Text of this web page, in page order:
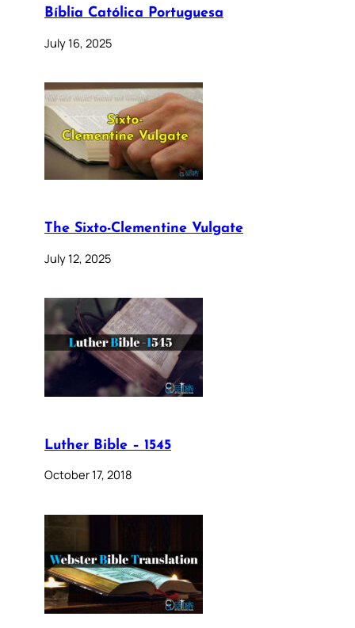
Bíblia Católica Portuguesa
July 16, 2025
The Sixto-Clementine Vulgate
July 12, 2025
Luther Bible – 1545
October 17, 2018